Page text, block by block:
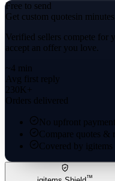
Free to send
Get custom quotesin minutes
Verified sellers compete for
accept an offer you love.
~4 min
Avg first reply
230K+
Orders delivered
No upfront
Compare quotes &
Covered by
™